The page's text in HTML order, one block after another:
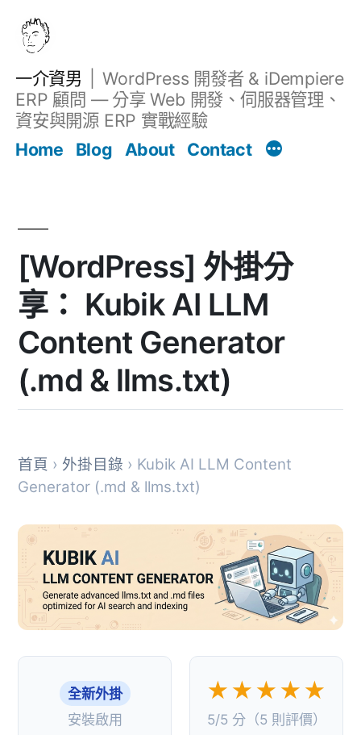
一介資男
WordPress 開發者 & iDempiere
ERP 顧問 — 分享 Web 開發、伺服器管理、
資安與開源 ERP 實戰經驗
Home
Blog About Contact
[WordPress] 外掛分
享： Kubik AI LLM
Content Generator
(.md & llms.txt)
首頁 › 外掛目錄 › Kubik AI LLM Content
Generator (.md & llms.txt)
全新外掛
安裝啟用
★★★★★
5/5 分（5 則評價）
文章 Filter